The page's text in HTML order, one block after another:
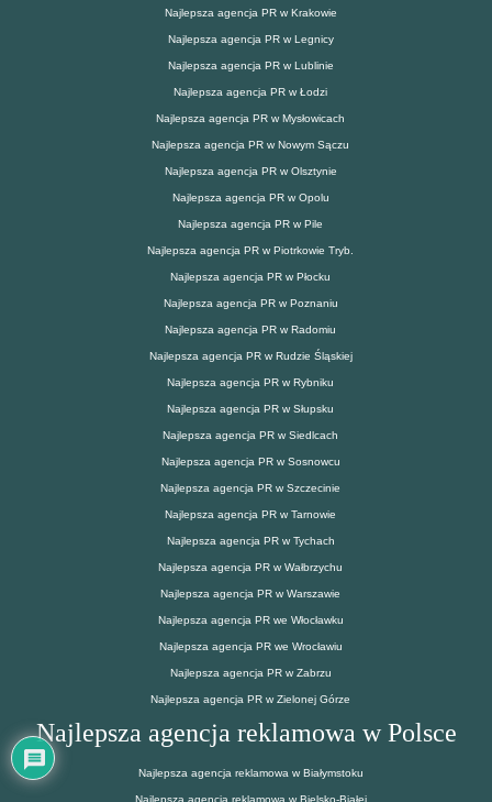
Najlepsza agencja PR w Krakowie
Najlepsza agencja PR w Legnicy
Najlepsza agencja PR w Lublinie
Najlepsza agencja PR w Łodzi
Najlepsza agencja PR w Mysłowicach
Najlepsza agencja PR w Nowym Sączu
Najlepsza agencja PR w Olsztynie
Najlepsza agencja PR w Opolu
Najlepsza agencja PR w Pile
Najlepsza agencja PR w Piotrkowie Tryb.
Najlepsza agencja PR w Płocku
Najlepsza agencja PR w Poznaniu
Najlepsza agencja PR w Radomiu
Najlepsza agencja PR w Rudzie Śląskiej
Najlepsza agencja PR w Rybniku
Najlepsza agencja PR w Słupsku
Najlepsza agencja PR w Siedlcach
Najlepsza agencja PR w Sosnowcu
Najlepsza agencja PR w Szczecinie
Najlepsza agencja PR w Tarnowie
Najlepsza agencja PR w Tychach
Najlepsza agencja PR w Wałbrzychu
Najlepsza agencja PR w Warszawie
Najlepsza agencja PR we Włocławku
Najlepsza agencja PR we Wrocławiu
Najlepsza agencja PR w Zabrzu
Najlepsza agencja PR w Zielonej Górze
Najlepsza agencja reklamowa w Polsce
Najlepsza agencja reklamowa w Białymstoku
Najlepsza agencja reklamowa w Bielsko-Białej